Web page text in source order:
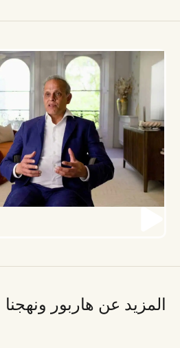
المزيد عن هاربور ونهجنا